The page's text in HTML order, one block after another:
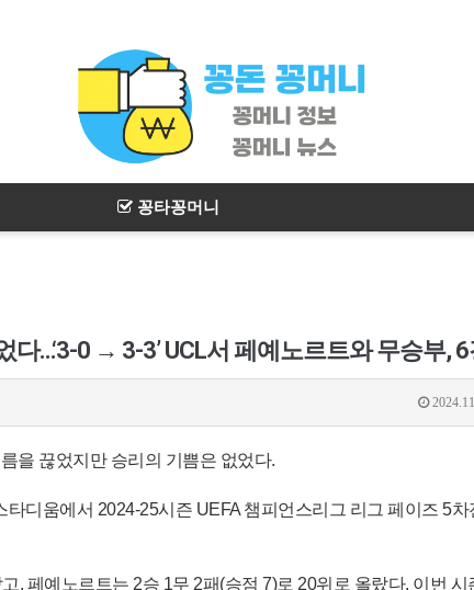
꽁타꽁머니
을 끊었지만 승리의 기쁨은 없었다.
디움에서 2024-25시즌 UEFA 챔피언스리그 리그 페이즈 5차
, 페예노르트는 2승 1무 2패(승점 7)로 20위로 올랐다. 이번 시